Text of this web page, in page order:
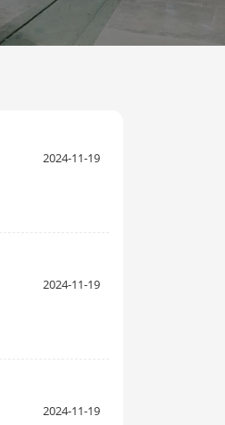
2024-11-19
2024-11-19
2024-11-19